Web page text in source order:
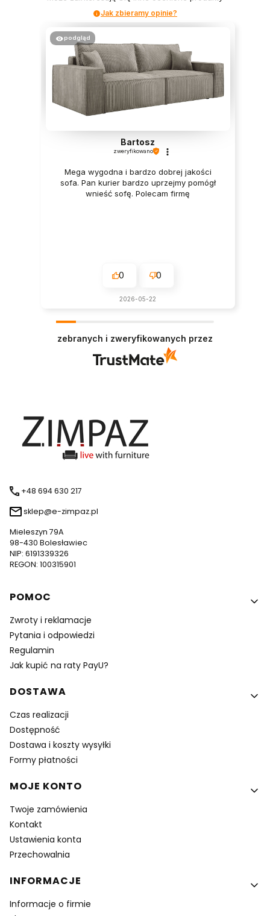
Jak zbieramy opinie?
podgląd
Bartosz
zweryfikowano
Mega wygodna i bardzo dobrej jakości
sofa. Pan kurier bardzo uprzejmy pomógł
wnieść sofę. Polecam firmę
0 0
2026-05-22
zebranych i zweryfikowanych przez
+48 694 630 217
sklep@e-zimpaz.pl
Mieleszyn 79A
98-430 Bolesławiec
NIP: 6191339326
REGON: 100315901
Linki w stopce
POMOC
Zwroty i reklamacje
Pytania i odpowiedzi
Regulamin
Jak kupić na raty PayU?
DOSTAWA
Czas realizacji
Dostępność
Dostawa i koszty wysyłki
Formy płatności
MOJE KONTO
Twoje zamówienia
Kontakt
Ustawienia konta
Przechowalnia
INFORMACJE
Informacje o firmie